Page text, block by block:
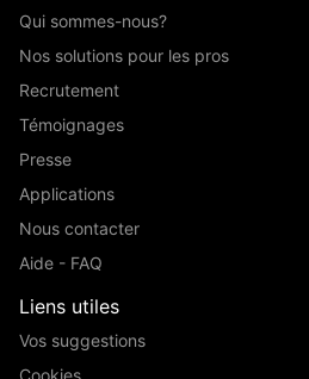
Qui sommes-nous?
Nos solutions pour les pros
Recrutement
Témoignages
Presse
Applications
Nous contacter
Aide - FAQ
Liens utiles
Vos suggestions
Cookies